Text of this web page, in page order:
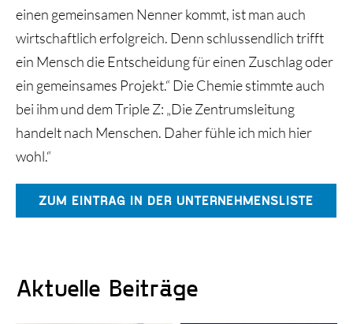
einen gemeinsamen Nenner kommt, ist man auch
wirtschaftlich erfolgreich. Denn schlussendlich trifft
ein Mensch die Entscheidung für einen Zuschlag oder
ein gemeinsames Projekt.“ Die Chemie stimmte auch
bei ihm und dem Triple Z: „Die Zentrumsleitung
handelt nach Menschen. Daher fühle ich mich hier
wohl.“
ZUM EINTRAG IN DER UNTERNEHMENSLISTE
Aktuelle Beiträge